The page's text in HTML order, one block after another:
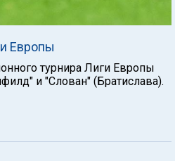
Европы
турнира Лиги Европы
и "Слован" (Братислава).